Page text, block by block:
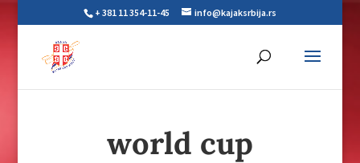
+ 381 11 354-11-45 info@kajaksrbija.rs
world cup